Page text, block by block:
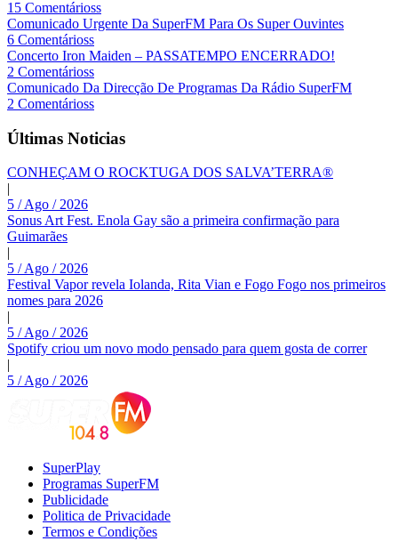
15 Comentárioss
Comunicado Urgente Da SuperFM Para Os Super Ouvintes
6 Comentárioss
Concerto Iron Maiden – PASSATEMPO ENCERRADO!
2 Comentárioss
Comunicado Da Direcção De Programas Da Rádio SuperFM
2 Comentárioss
Últimas Noticias
CONHEÇAM O ROCKTUGA DOS SALVA’TERRA®
|
5 / Ago / 2026
Sonus Art Fest. Enola Gay são a primeira confirmação para
Guimarães
|
5 / Ago / 2026
Festival Vapor revela Iolanda, Rita Vian e Fogo Fogo nos primeiros
nomes para 2026
|
5 / Ago / 2026
Spotify criou um novo modo pensado para quem gosta de correr
|
5 / Ago / 2026
SuperPlay
Programas SuperFM
Publicidade
Politica de Privacidade
Termos e Condições